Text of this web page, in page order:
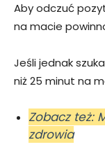
Aby odczuć
na macie
Jeśli jednak
niż 25 minut na
Zobacz też:
zdrowia